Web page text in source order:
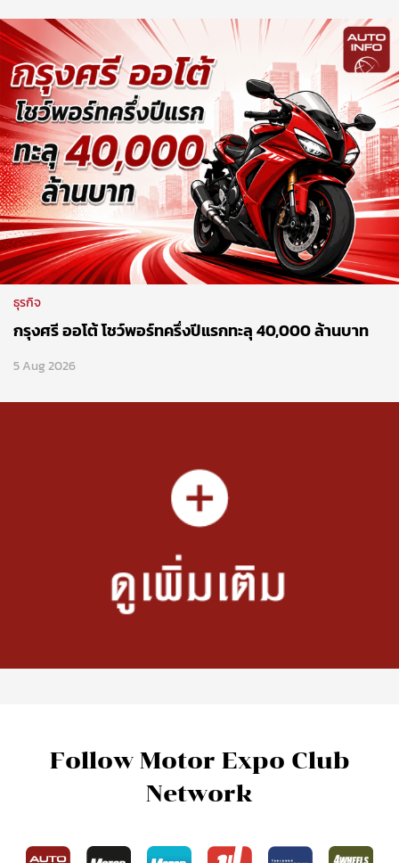
ธุรกิจ
กรุงศรี ออโต้ โชว์พอร์ทครึ่งปีแรกทะลุ 40,000 ล้านบาท
5 Aug 2026
Follow Motor Expo Club
Network